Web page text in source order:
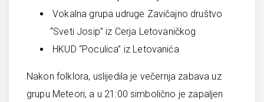
Vokalna grupa udruge Zavičajno društvo
“Sveti Josip” iz Cerja Letovaničkog
HKUD “Poculica” iz Letovanića
Nakon folklora, uslijedila je večernja zabava uz
grupu Meteori, a u 21:00 simbolično je zapaljen